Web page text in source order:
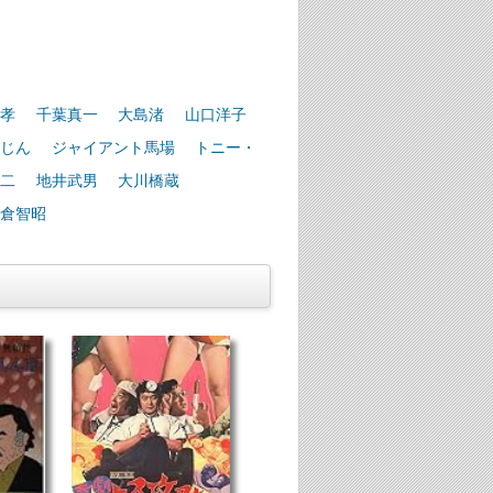
千葉真一 大島渚
山口洋子
ん
ジャイアント馬場
トニー・
地井武男
大川橋蔵
智昭